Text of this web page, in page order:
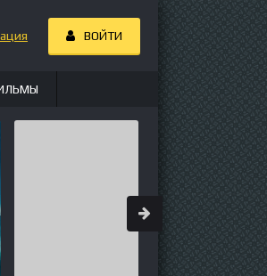
ВОЙТИ